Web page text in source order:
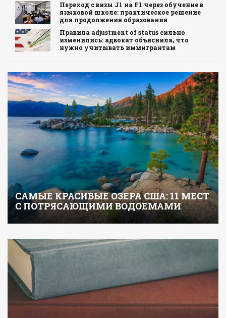
Переход с визы J1 на F1 через обучение в
языковой школе: практическое решение
для продолжения образования
Правила adjustment of status сильно
изменились: адвокат объяснила, что
нужно учитывать иммигрантам
САМЫЕ КРАСИВЫЕ ОЗЕРА США: 11 МЕСТ
С ПОТРЯСАЮЩИМИ ВОДОЕМАМИ